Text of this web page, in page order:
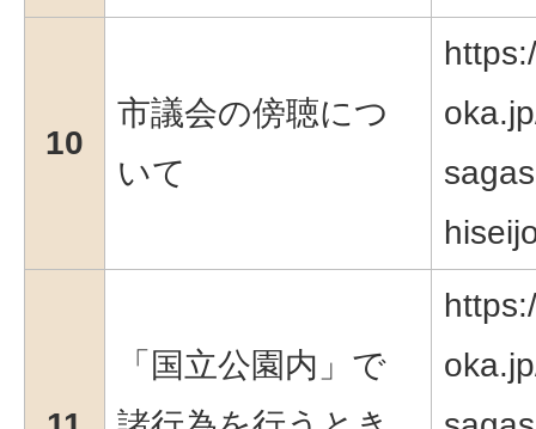
10
市議会の傍聴につ
いて
「国立公園内」で